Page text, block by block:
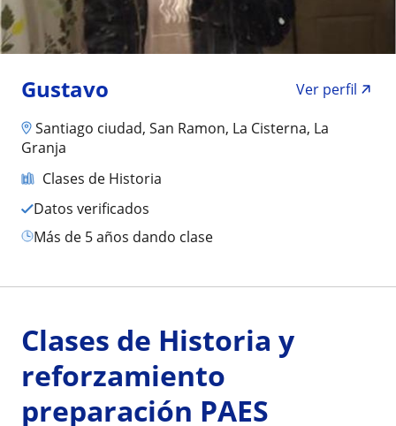
Gustavo
Ver perfil
Santiago ciudad, San Ramon, La Cisterna, La
Granja
Clases de Historia
Datos verificados
más de 5 años dando clase
Clases de Historia y
reforzamiento
preparación PAES